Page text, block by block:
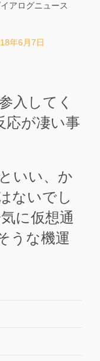
アログニュース
年6月7日
入してく
応が凄い事
いい、か
ないでし
に仮想通
うな機運